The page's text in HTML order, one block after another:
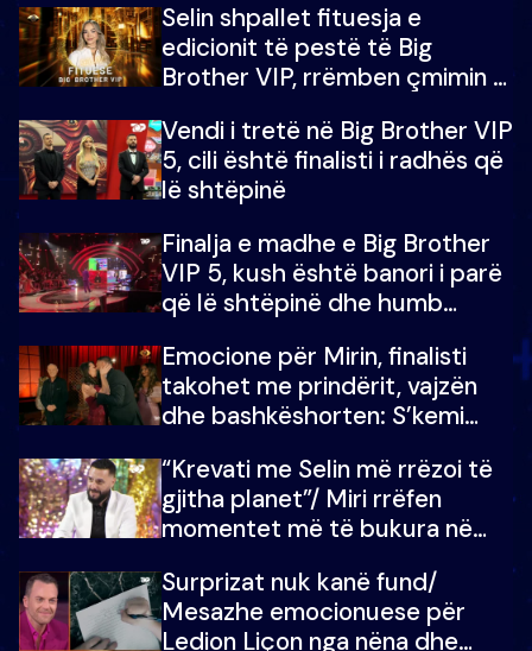
Selin shpallet fituesja e
edicionit të pestë të Big
Brother VIP, rrëmben çmimin e
Vendi i tretë në Big Brother VIP
5, cili është finalisti i radhës që
lë shtëpinë
Finalja e madhe e Big Brother
VIP 5, kush është banori i parë
që lë shtëpinë dhe humb
çmimin e madh
Emocione për Mirin, finalisti
takohet me prindërit, vajzën
dhe bashkëshorten: S’kemi
“Krevati me Selin më rrëzoi të
gjitha planet”/ Miri rrëfen
momentet më të bukura në
mungojë zilja e mëngjesit kur…
Surprizat nuk kanë fund/
Mesazhe emocionuese për
Ledion Liçon nga nëna dhe